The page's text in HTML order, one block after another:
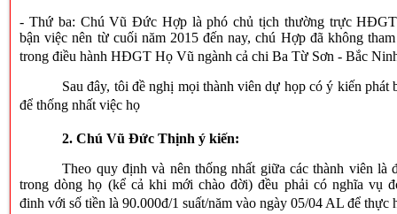
- Thứ ba: Chú Vũ Đức Hợp là phó chủ tịch thường trực
bận việc nên từ cuối năm 2015 đến nay, chú Hợp đã không
trong điều hành HĐGT Họ Vũ ngành cả chi Ba Từ Sơn - Bắc
Sau đây, tôi đề nghị mọi thành viên dự họp có ý kiến phát
để thống nhất việc họ
2. Chú Vũ Đức Thịnh ý kiến:
Theo quy định và nên thống nhất giữa các thành viên là
trong dòng họ (kể cả khi mới chào đời) đều phải có nghĩa vụ
đinh với số tiền là 90.000đ/1 suất/năm vào ngày 05/04AL để thực